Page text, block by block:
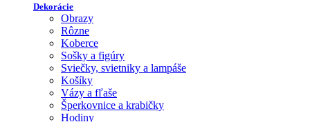
Dekorácie
Obrazy
Rôzne
Koberce
Sošky a figúry
Sviečky, svietniky a lampáše
Košíky
Vázy a fľaše
Šperkovnice a krabičky
Hodiny